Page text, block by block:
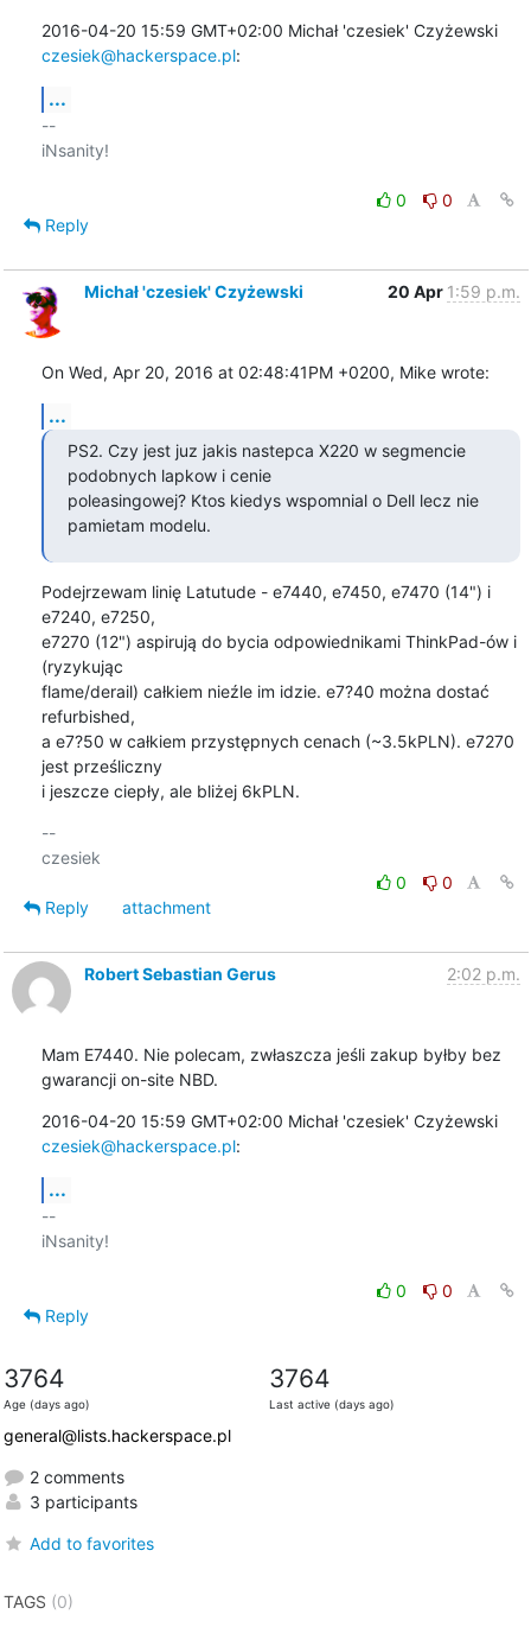
2016-04-20 15:59 GMT+02:00 Michał 'czesiek' Czyżewski
czesiek@hackerspace.pl:
...
--
iNsanity!
0
0
Reply
Michał 'czesiek' Czyżewski 20 Apr 1:59 p.m.
On Wed, Apr 20, 2016 at 02:48:41PM +0200, Mike wrote:
...
PS2. Czy jest juz jakis nastepca X220 w segmencie
podobnych lapkow i cenie
poleasingowej? Ktos kiedys wspomnial o Dell lecz nie
pamietam modelu.
Podejrzewam linię Latutude - e7440, e7450, e7470 (14") i
e7240, e7250,
e7270 (12") aspirują do bycia odpowiednikami ThinkPad-ów i
(ryzykując
flame/derail) całkiem nieźle im idzie. e7?40 można dostać
refurbished,
a e7?50 w całkiem przystępnych cenach (~3.5kPLN). e7270
jest prześliczny
i jeszcze ciepły, ale bliżej 6kPLN.
--
0
0
Reply
attachment
Robert Sebastian Gerus 2:02 p.m.
Mam E7440. Nie polecam, zwłaszcza jeśli zakup byłby bez
gwarancji on-site NBD.
2016-04-20 15:59 GMT+02:00 Michał 'czesiek' Czyżewski
czesiek@hackerspace.pl:
...
--
iNsanity!
0
0
Reply
3764
Age (days ago)
3764
Last active (days ago)
general@lists.hackerspace.pl
2 comments
3 participants
Add to favorites
TAGS (0)